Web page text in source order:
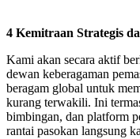
4 Kemitraan Strategis
Kami akan secara aktif
dewan keberagaman
beragam global untuk
kurang terwakili. Ini
bimbingan, dan platform
rantai pasokan langsung